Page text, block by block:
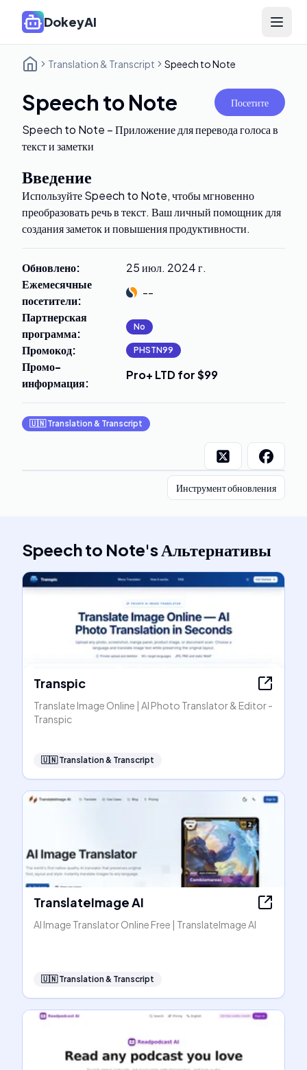
DokeyAI Open
Translation & Transcript Speech to Note
Speech to Note Посетите
Speech to Note – Приложение для перевода голоса в
текст и заметки
Введение
Используйте Speech to Note, чтобы мгновенно
преобразовать речь в текст. Ваш личный помощник для
создания заметок и повышения продуктивности.
Обновлено:
25 июл. 2024 г.
Ежемесячные
посетители:
--
Партнерская
программа: No
Промокод: PHSTN99
Промо-
информация:
Pro+ LTD for $99
🇺🇳 Translation & Transcript
Инструмент обновления
Speech to Note'sАльтернативы
Transpic
Translate Image Online | AI Photo Translator & Editor -
Transpic
🇺🇳 Translation & Transcript
TranslateImage AI
AI Image Translator Online Free | TranslateImage AI
🇺🇳 Translation & Transcript